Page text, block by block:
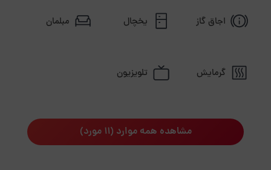
اجاق گاز یخچال مبلمان
گرمایش تلویزیون
مشاهده همه موارد (11 مورد)